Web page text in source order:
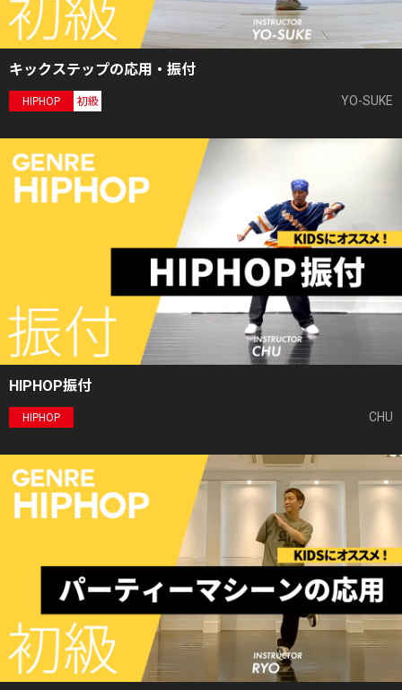
キックステップの応用・振付
HIPHOP 初級 YO-SUKE
HIPHOP振付
HIPHOP CHU